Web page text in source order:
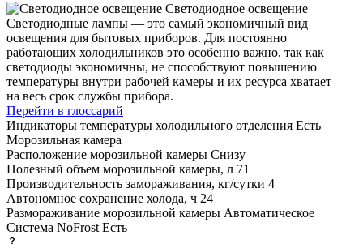
Светодиодное освещение
Светодиодные лампы — это самый экономичный вид
освещения для бытовых приборов. Для постоянно
работающих холодильников это особенно важно, так как
светодиоды экономичны, не способствуют повышению
температуры внутри рабочей камеры и их ресурса хватает
на весь срок службы прибора.
Перейти в глоссарий
Индикаторы температуры холодильного отделения Есть
Морозильная камера
Расположение морозильной камеры Снизу
Полезный объем морозильной камеры, л 71
Производительность замораживания, кг/сутки 4
Автономное сохранение холода, ч 24
Размораживание морозильной камеры Автоматическое
Система NoFrost Есть